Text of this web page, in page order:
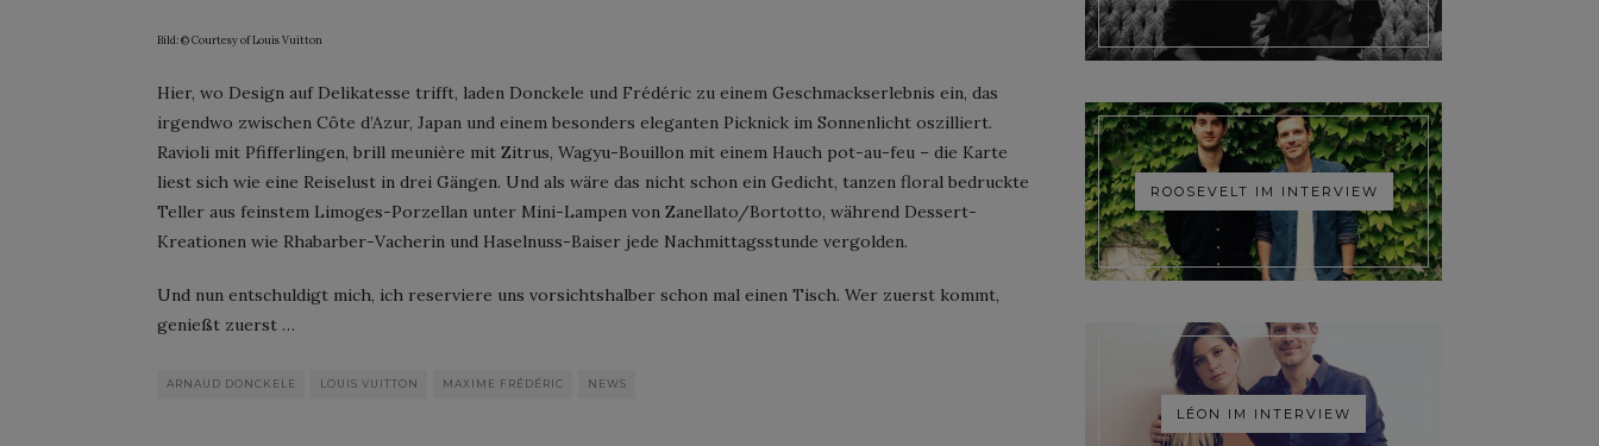
Bild: © Courtesy of Louis Vuitton
Hier, wo Design auf Delikatesse trifft, laden Donckele und Frédéric zu einem Geschmackserlebnis ein, das
irgendwo zwischen Côte d’Azur, Japan und einem besonders eleganten Picknick im Sonnenlicht oszilliert.
Ravioli mit Pfifferlingen, brill meunière mit Zitrus, Wagyu-Bouillon mit einem Hauch pot-au-feu – die Karte
liest sich wie eine Reiselust in drei Gängen. Und als wäre das nicht schon ein Gedicht, tanzen floral bedruckte
Teller aus feinstem Limoges-Porzellan unter Mini-Lampen von Zanellato/Bortotto, während Dessert-
Kreationen wie Rhabarber-Vacherin und Haselnuss-Baiser jede Nachmittagsstunde vergolden.
Und nun entschuldigt mich, ich reserviere uns vorsichtshalber schon mal einen Tisch. Wer zuerst kommt,
genießt zuerst …
ARNAUD DONCKELE LOUIS VUITTON MAXIME FRÉDÉRIC NEWS
ROOSEVELT IM INTERVIEW
LÉON IM INTERVIEW